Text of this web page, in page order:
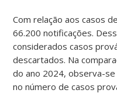
Com relação aos casos
66.200 notificações.
considerados casos
descartados. Na
do ano 2024, observa-se
no número de casos